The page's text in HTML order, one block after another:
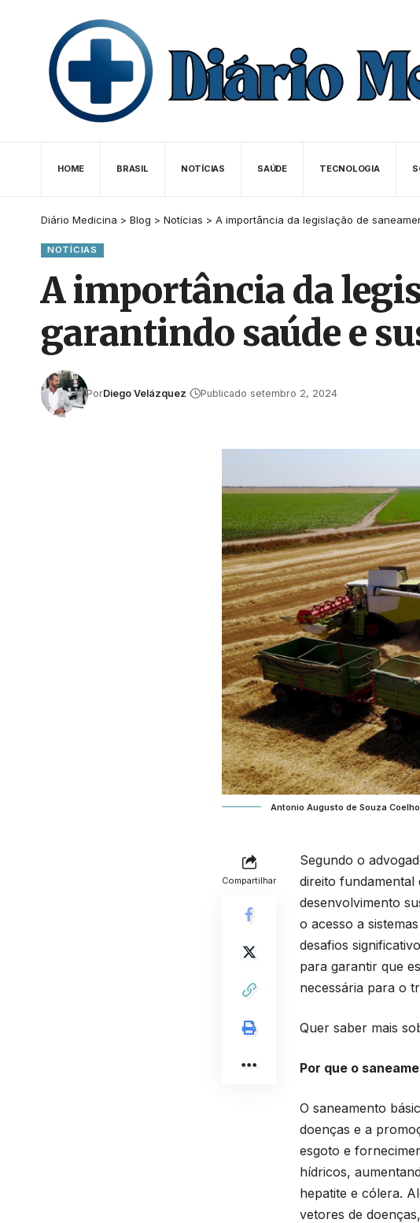
HOME BRASIL NOTÍCIAS SAÚDE TECNOLOGIA
Diário Medicina > Blog > Notícias > A importância da legislação de
NOTÍCIAS
A importância da
garantindo saúde e
PorDiego Velázquez Publicado setembro 2, 2024
Antonio Augusto de Souza Coelho
Compartilhar
Segundo o
direito fundamental
desenvolvimento
o acesso a
desafios
para garantir que
necessária para o
Quer saber mais
Por que o
O saneamento
doenças e a
esgoto e
hídricos,
hepatite e cólera.
vetores de